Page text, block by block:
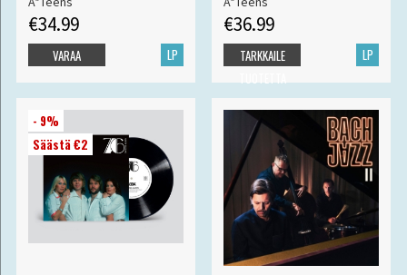
€34.99
LP
VARAA
€36.99
LP
TARKKAILE
- 9%
Säästä €2